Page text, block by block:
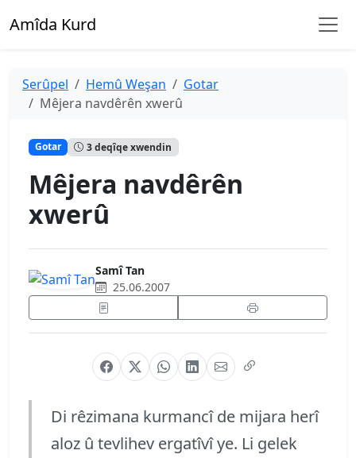
Amîda Kurd
Serûpel Hemû Weşan
Gotar
Mêjera navdêrên xwerû
Gotar 3 deqîqe xwendin
Mêjera navdêrên
xwerû
Samî Tan
25.06.2007
Di rêzimana kurmancî de mijara herî
aloz û tevlihev ergatîvî ye. Li gelek